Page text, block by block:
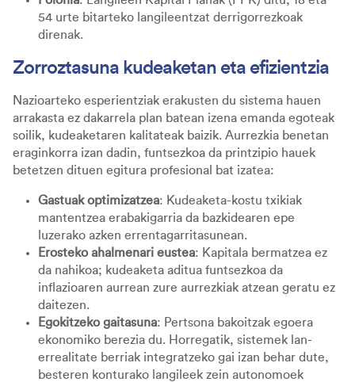
54 urte bitarteko langileentzat derrigorrezkoak
direnak.
Zorroztasuna kudeaketan eta efizientzia
Nazioarteko esperientziak erakusten du sistema hauen
arrakasta ez dakarrela plan batean izena emanda egoteak
soilik, kudeaketaren kalitateak baizik. Aurrezkia benetan
eraginkorra izan dadin, funtsezkoa da printzipio hauek
betetzen dituen egitura profesional bat izatea:
Gastuak optimizatzea: Kudeaketa-kostu txikiak
mantentzea erabakigarria da bazkidearen epe
luzerako azken errentagarritasunean.
Erosteko ahalmenari eustea: Kapitala bermatzea ez
da nahikoa; kudeaketa aditua funtsezkoa da
inflazioaren aurrean zure aurrezkiak atzean geratu ez
daitezen.
Egokitzeko gaitasuna: Pertsona bakoitzak egoera
ekonomiko berezia du. Horregatik, sistemek lan-
errealitate berriak integratzeko gai izan behar dute,
besteren konturako langileek zein autonomoek